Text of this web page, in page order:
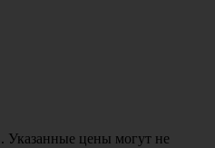
Указанные цены могут не